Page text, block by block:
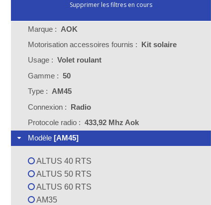
Supprimer les filtres en cours
Marque : AOK
Motorisation accessoires fournis : Kit solaire
Usage : Volet roulant
Gamme : 50
Type : AM45
Connexion : Radio
Protocole radio : 433,92 Mhz Aok
Modèle [AM45]
ALTUS 40 RTS
ALTUS 50 RTS
ALTUS 60 RTS
AM35